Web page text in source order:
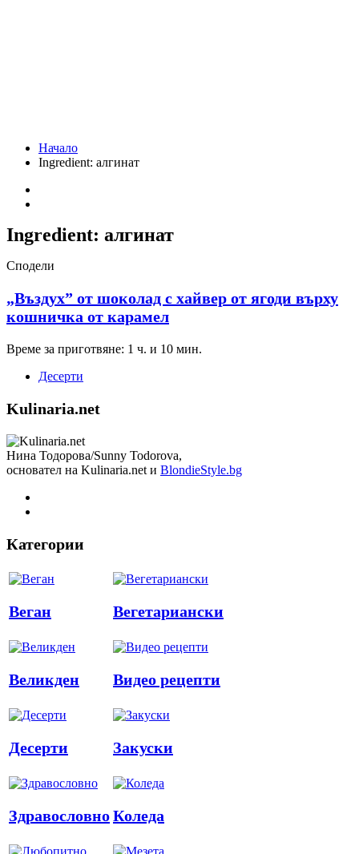
Начало
Ingredient: алгинат
Ingredient: алгинат
Сподели
„Въздух” от шоколад с хайвер от ягоди върху
кошничка от карамел
Време за приготвяне: 1 ч. и 10 мин.
Десерти
Kulinaria.net
Нина Тодорова/Sunny Todorova,
основател на Kulinaria.net и BlondieStyle.bg
Категории
Веган Вегетариански
Великден Видео рецепти
Десерти Закуски
ЗдравословноКоледа